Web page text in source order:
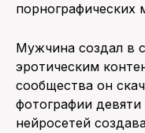
порнографических
Мужчина создал в
эротическим
сообщества он
фотографии
нейросетей